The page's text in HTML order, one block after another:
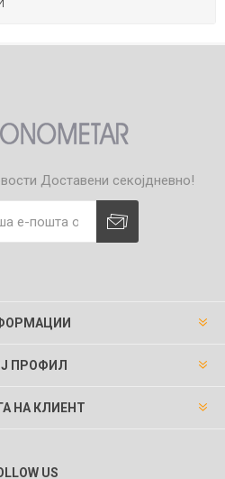
Доставени секојдневно!
ПРОФИЛ
НА КЛИЕНТ
US